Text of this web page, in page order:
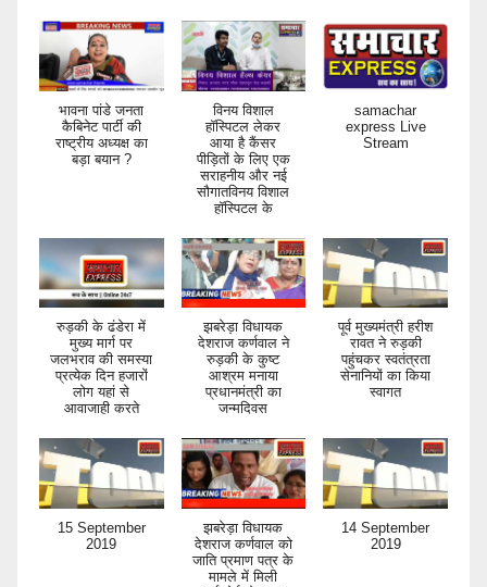
भावना पांडे जनता
कैबिनेट पार्टी की
राष्ट्रीय अध्यक्ष का
बड़ा बयान ?
विनय विशाल
हॉस्पिटल लेकर
आया है कैंसर
पीड़ितों के लिए एक
सराहनीय और नई
सौगातविनय विशाल
हॉस्पिटल के
samachar
express Live
Stream
रुड़की के ढंडेरा में
मुख्य मार्ग पर
जलभराव की समस्या
प्रत्येक दिन हजारों
लोग यहां से
आवाजाही करते
झबरेड़ा विधायक
देशराज कर्णवाल ने
रुड़की के कुष्ट
आश्रम मनाया
प्रधानमंत्री का
जन्मदिवस
पूर्व मुख्यमंत्री हरीश
रावत ने रुड़की
पहुंचकर स्वतंत्रता
सेनानियों का किया
स्वागत
15 September
2019
झबरेड़ा विधायक
देशराज कर्णवाल को
जाति प्रमाण पत्र के
मामले में मिली
14 September
2019